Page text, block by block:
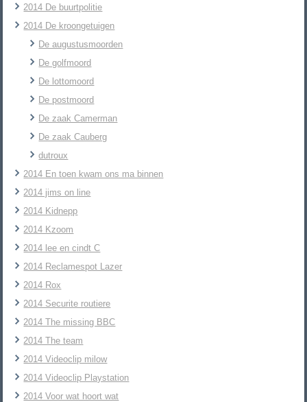
2014 De buurtpolitie
2014 De kroongetuigen
De augustusmoorden
De golfmoord
De lottomoord
De postmoord
De zaak Camerman
De zaak Cauberg
dutroux
2014 En toen kwam ons ma binnen
2014 jims on line
2014 Kidnepp
2014 Kzoom
2014 lee en cindt C
2014 Reclamespot Lazer
2014 Rox
2014 Securite routiere
2014 The missing BBC
2014 The team
2014 Videoclip milow
2014 Videoclip Playstation
2014 Voor wat hoort wat